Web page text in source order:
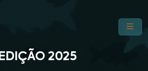
EDIÇÃO 2025